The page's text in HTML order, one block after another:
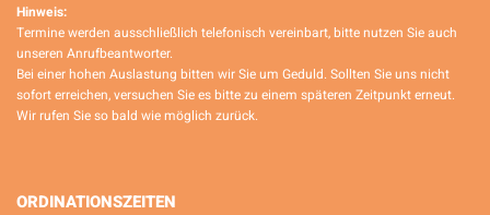
Hinweis:
Termine werden ausschließlich telefonisch vereinbart, bitte nutzen Sie auch
unseren Anrufbeantworter.
Bei einer hohen Auslastung bitten wir Sie um Geduld. Sollten Sie uns nicht
sofort erreichen, versuchen Sie es bitte zu einem späteren Zeitpunkt erneut.
Wir rufen Sie so bald wie möglich zurück.
ORDINATIONSZEITEN